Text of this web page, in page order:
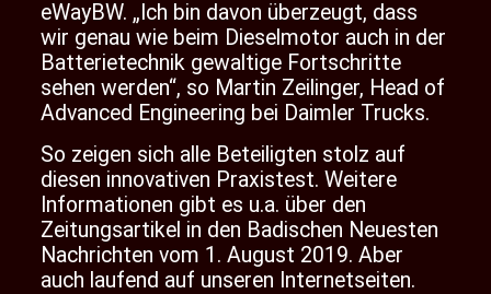
eWayBW. „Ich bin davon überzeugt, dass
wir genau wie beim Dieselmotor auch in der
Batterietechnik gewaltige Fortschritte
sehen werden“, so Martin Zeilinger, Head of
Advanced Engineering bei Daimler Trucks.
So zeigen sich alle Beteiligten stolz auf
diesen innovativen Praxistest. Weitere
Informationen gibt es u.a. über den
Zeitungsartikel in den Badischen Neuesten
Nachrichten vom 1. August 2019. Aber
auch laufend auf unseren Internetseiten.